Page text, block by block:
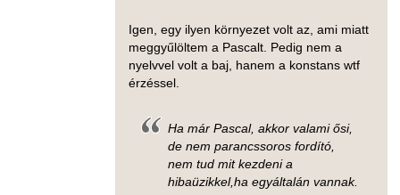
Igen, egy ilyen környezet volt az, ami miatt
meggyűlöltem a Pascalt. Pedig nem a
nyelvvel volt a baj, hanem a konstans wtf
érzéssel.
Ha már Pascal, akkor valami ősi,
de nem parancssoros fordító,
nem tud mit kezdeni a
hibaüzikkel,ha egyáltalán vannak.